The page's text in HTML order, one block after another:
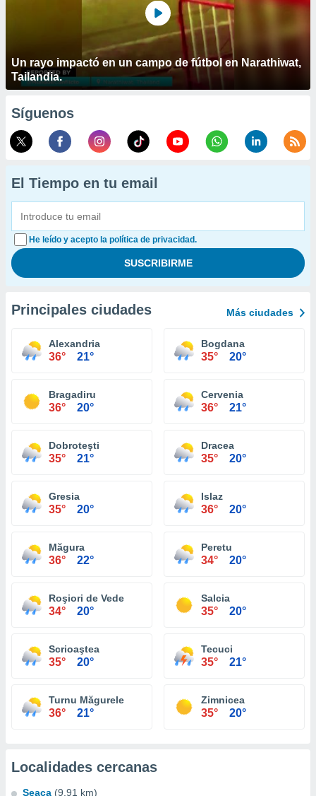
Un rayo impactó en un campo de fútbol en Narathiwat,
Tailandia.
Síguenos
El Tiempo en tu email
He leído y acepto la política de privacidad.
Principales ciudades Más ciudades
Alexandria
36° 21°
Bogdana
35° 20°
Bragadiru
36° 20°
Cervenia
36° 21°
Dobroteşti
35° 21°
Dracea
35° 20°
Gresia
35° 20°
Islaz
36° 20°
Măgura
36° 22°
Peretu
34° 20°
Roşiori de Vede
34° 20°
Salcia
35° 20°
Scrioaştea
35° 20°
Tecuci
35° 21°
Turnu Măgurele
36° 21°
Zimnicea
35° 20°
Localidades cercanas
Seaca (9.91 km)